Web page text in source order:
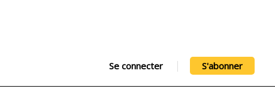
Se connecter S'abonner